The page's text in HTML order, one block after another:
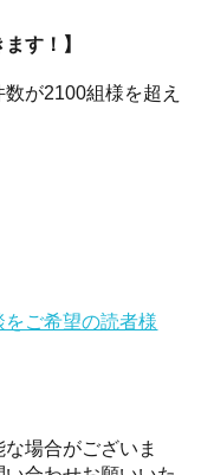
す！】
が2100組様を超え
ご希望の読者様
場合がございま